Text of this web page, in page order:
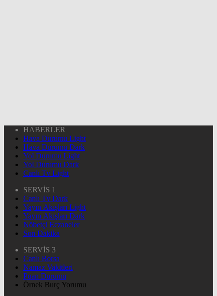
HABERLER
Hava Durumu Light
Hava Durumu Dark
Yol Durumu Light
Yol Durumu Dark
Canlı Tv Light
SERVİS 1
Canlı Tv Dark
Yayın Akışları Light
Yayın Akışları Dark
Nöbetçi Eczaneler
Son Dakika
SERVİS 3
Canlı Borsa
Namaz Vakitleri
Puan Durumu
Örnek Burç Yorumu